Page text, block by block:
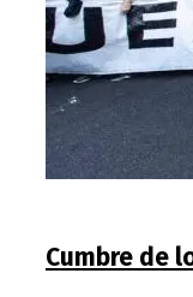
Cumbre de